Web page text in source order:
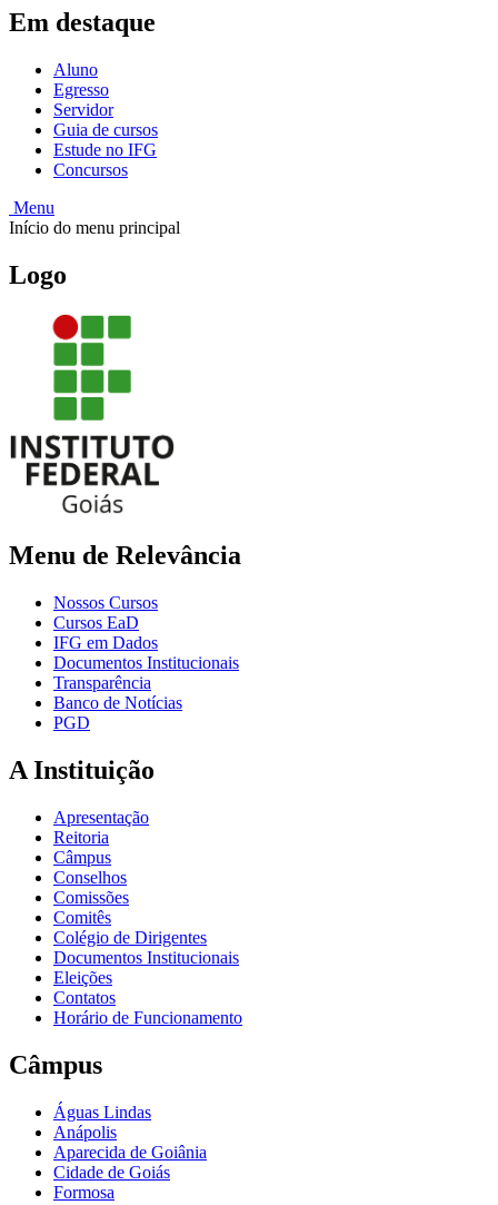
Em destaque
Aluno
Egresso
Servidor
Guia de cursos
Estude no IFG
Concursos
Menu
Início do menu principal
Logo
Menu de Relevância
Nossos Cursos
Cursos EaD
IFG em Dados
Documentos Institucionais
Transparência
Banco de Notícias
PGD
A Instituição
Apresentação
Reitoria
Câmpus
Conselhos
Comissões
Comitês
Colégio de Dirigentes
Documentos Institucionais
Eleições
Contatos
Horário de Funcionamento
Câmpus
Águas Lindas
Anápolis
Aparecida de Goiânia
Cidade de Goiás
Formosa